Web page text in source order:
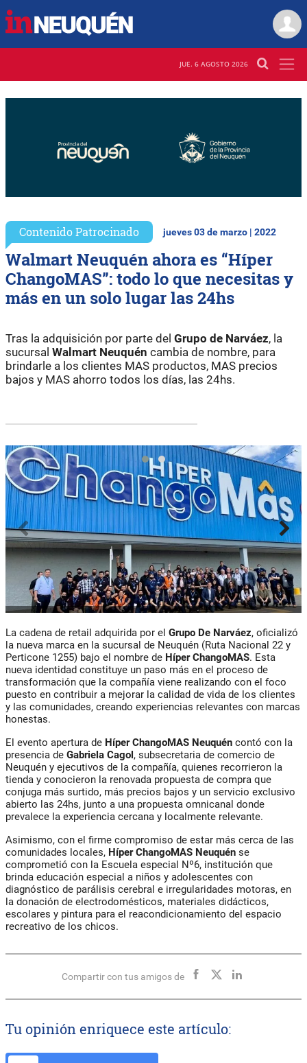
JUE. 6 AGOSTO 2026
Contenido Patrocinado jueves 03 de marzo | 2022
Walmart Neuquén ahora es “Híper
ChangoMAS”: todo lo que necesitas y
más en un solo lugar las 24hs
Tras la adquisición por parte del Grupo de Narváez, la
sucursal Walmart Neuquén cambia de nombre, para
brindarle a los clientes MAS productos, MAS precios
bajos y MAS ahorro todos los días, las 24hs.
La cadena de retail adquirida por el Grupo De Narváez, oficializó
la nueva marca en la sucursal de Neuquén (Ruta Nacional 22 y
Perticone 1255) bajo el nombre de Híper ChangoMAS. Esta
nueva identidad constituye un paso más en el proceso de
transformación que la compañía viene realizando con el foco
puesto en contribuir a mejorar la calidad de vida de los clientes
y las comunidades, creando experiencias relevantes con marcas
honestas.
El evento apertura de Híper ChangoMAS Neuquén contó con la
presencia de Gabriela Cagol, subsecretaria de comercio de
Neuquén y ejecutivos de la compañía, quienes recorrieron la
tienda y conocieron la renovada propuesta de compra que
conjuga más surtido, más precios bajos y un servicio exclusivo
abierto las 24hs, junto a una propuesta omnicanal donde
prevalece la experiencia cercana y localmente relevante.
Asimismo, con el firme compromiso de estar más cerca de las
comunidades locales, Híper ChangoMAS Neuquén se
comprometió con la Escuela especial Nº6, institución que
brinda educación especial a niños y adolescentes con
diagnóstico de parálisis cerebral e irregularidades motoras, en
la donación de electrodomésticos, materiales didácticos,
escolares y pintura para el reacondicionamiento del espacio
recreativo de los chicos.
Compartir con tus amigos de
Tu opinión enriquece este artículo: